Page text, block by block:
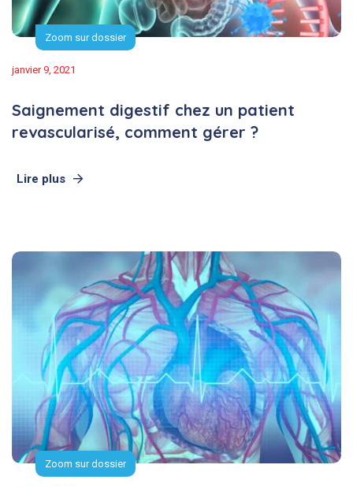
Zoom sur dossier
janvier 9, 2021
Saignement digestif chez un patient
revascularisé, comment gérer ?
Lire plus
Zoom sur dossier